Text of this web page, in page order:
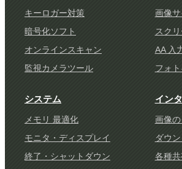
キーロガー対策
暗号化ソフト
オンラインスキャン
監視カメラツール
画像
スク
AA 入
フォ
システム
メモリ 最適化
モニタ・ディスプレイ
終了・シャットダウン
イン
画像
ダウ
各種共